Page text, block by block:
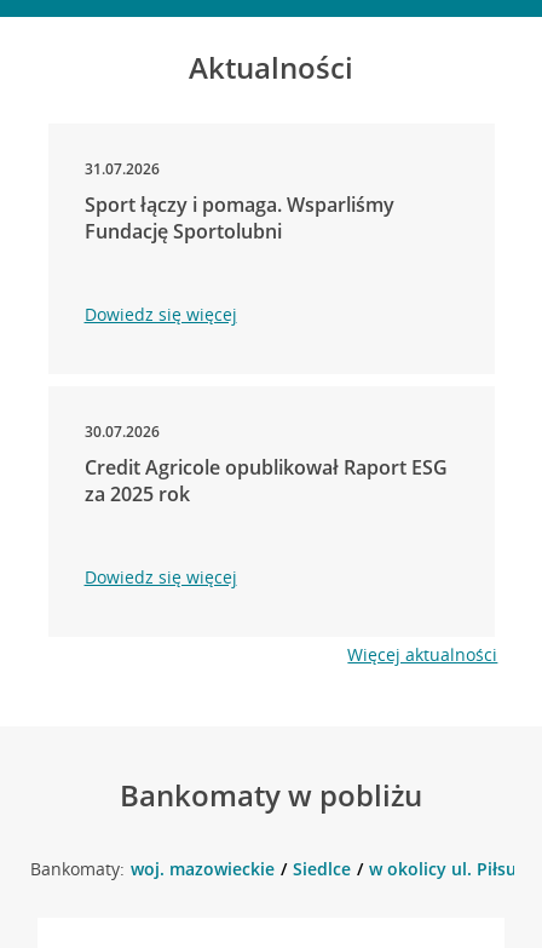
Aktualności
31.07.2026
Sport łączy i pomaga. Wsparliśmy
Fundację Sportolubni
Dowiedz się więcej
30.07.2026
Credit Agricole opublikował Raport ESG
za 2025 rok
Dowiedz się więcej
Więcej aktualności
Bankomaty w pobliżu
Bankomaty: woj. mazowieckie Siedlce w okolicy ul.